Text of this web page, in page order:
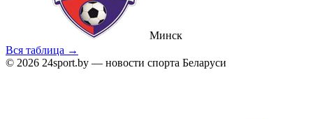
Минск
Вся таблица →
© 2026 24sport.by — новости спорта Беларуси